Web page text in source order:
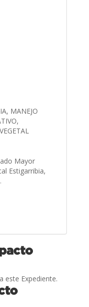
MANEJO
Mayor
Estigarribia,
este Expediente.